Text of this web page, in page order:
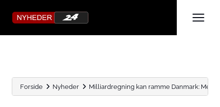
Forside Nyheder Milliardregning kan ramme Danmark: